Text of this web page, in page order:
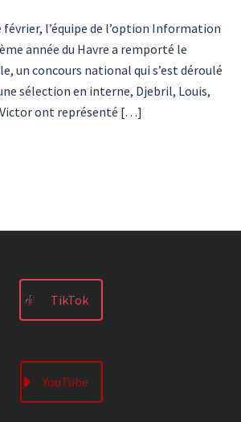
février, l’équipe de l’option Information
année du Havre a remporté le
un concours national qui s’est déroulé
sélection en interne, Djebril, Louis,
ont représenté […]
TikTok
YouTube